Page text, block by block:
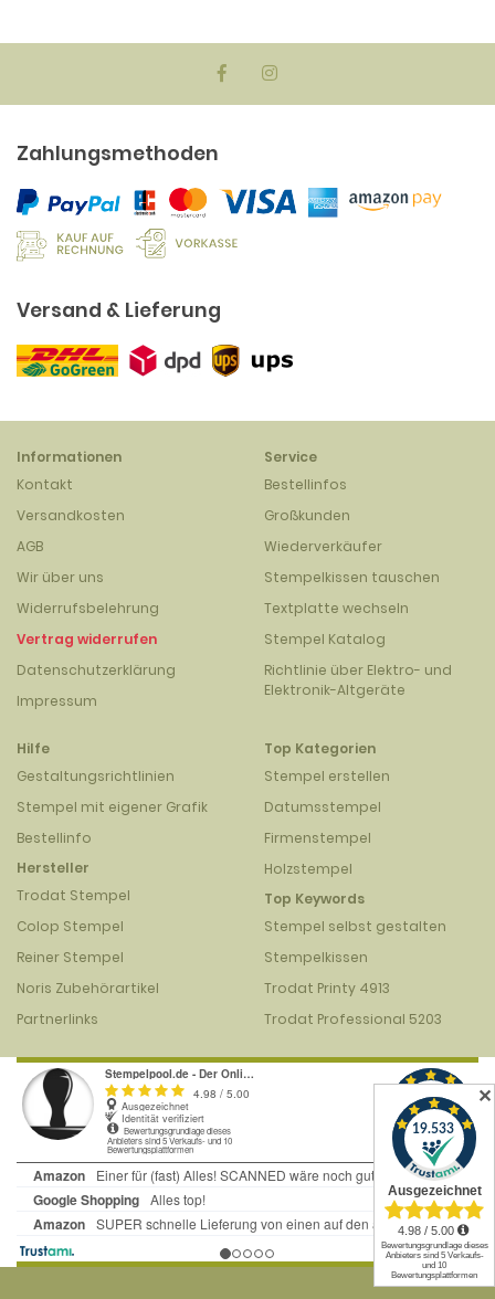
Zahlungsmethoden
Versand & Lieferung
Informationen
Kontakt
Versandkosten
AGB
Wir über uns
Widerrufsbelehrung
Vertrag widerrufen
Datenschutzerklärung
Impressum
Service
Bestellinfos
Großkunden
Wiederverkäufer
Stempelkissen tauschen
Textplatte wechseln
Stempel Katalog
Richtlinie über Elektro- und
Elektronik-Altgeräte
Hilfe
Gestaltungsrichtlinien
Stempel mit eigener Grafik
Bestellinfo
Hersteller
Trodat Stempel
Colop Stempel
Reiner Stempel
Noris Zubehörartikel
Partnerlinks
Top Kategorien
Stempel erstellen
Datumsstempel
Firmenstempel
Holzstempel
Top Keywords
Stempel selbst gestalten
Stempelkissen
Trodat Printy 4913
Trodat Professional 5203
✕